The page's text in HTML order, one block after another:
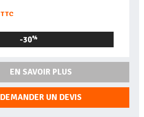
TTC
-30%
EN SAVOIR PLUS
DEMANDER UN DEVIS